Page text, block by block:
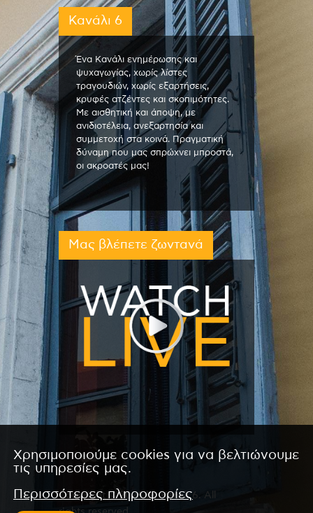
Κανάλι 6
Ένα Κανάλι ενημέρωσης και
ψυχαγωγίας, χωρίς λίστες
τραγουδιών, χωρίς εξαρτήσεις,
κρυφές ατζέντες και σκοπιμότητες.
Με αισθητική και άποψη, με
ανιδιοτέλεια, ανεξαρτησία και
συμμετοχή στα κοινά. Πραγματική
δύναμη που μας σπρώχνει μπροστά,
οι ακροατές μας!
Μας βλέπετε ζωντανά
Copyright © 2026 by Kanali 6. All
Χρησιμοποιούμε cookies για να βελτιώνουμε
τις υπηρεσίες μας.
Περισσότερες πληροφορίες